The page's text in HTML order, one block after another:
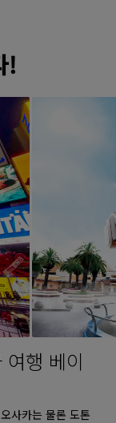
!
행 베이
사카는 물론 도톤